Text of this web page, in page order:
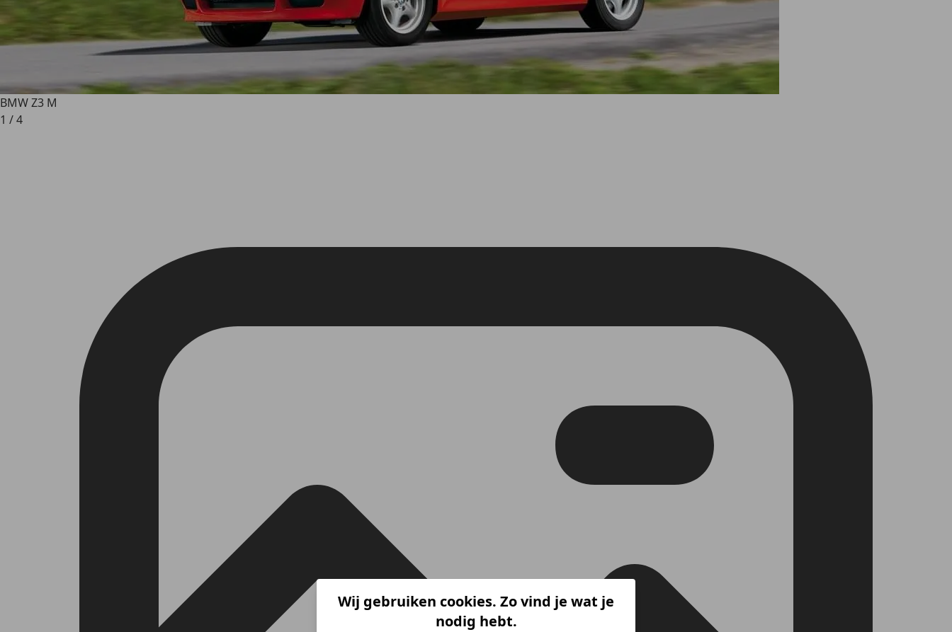
BMW Z3 M
1 /4
Wij gebruiken cookies. Zo vind je wat je
nodig hebt.